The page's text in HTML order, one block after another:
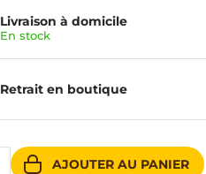
AJOUTER AU PANIER
Livraison à domicile
En stock
Retrait en boutique